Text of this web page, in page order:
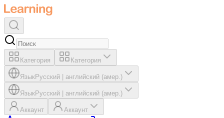
Категория Категория
ЯзыкРусский английский (амер.)
ЯзыкРусский английский (амер.)
Аккаунт Аккаунт